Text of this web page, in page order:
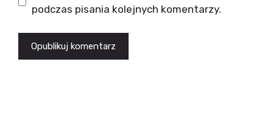
podczas pisania kolejnych komentarzy.